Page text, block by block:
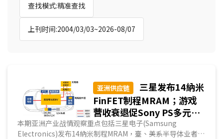
查找模式:精准查找
上刊时间:2004/03/03~2026-08/07
亚洲供应链
三星发布14納米
FinFET制程MRAM；游戏
营收衰退促Sony PS多元开
拓潜在玩家；中国车企陆续
发布800V SiC高压平臺
本期亚洲产业战情观察重点包括三星电子(Samsung
Electronics)发布14納米制程MRAM，臺、美系半导体业者紧